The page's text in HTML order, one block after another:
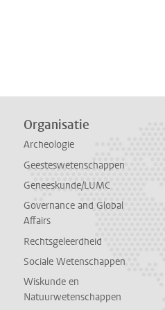
Organisatie
Archeologie
Geesteswetenschappen
Geneeskunde/LUMC
Governance and Global
Affairs
Rechtsgeleerdheid
Sociale Wetenschappen
Wiskunde en
Natuurwetenschappen